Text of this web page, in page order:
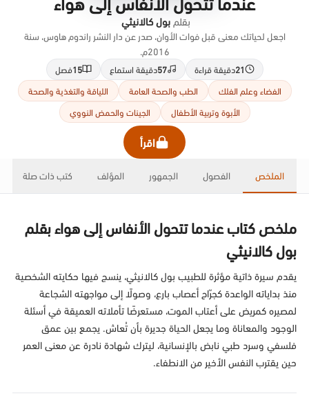
بقلم بول كالانيثي
اجعل لحياتك معنى قبل فوات الأوان، صدر عن دار النشر راندوم هاوس، سنة
2016م.
21دقيقة قراءة 57دقيقة استماع 15فصل
الفضاء وعلم الفلك
الطب والصحة العامة
اللياقة والتغذية والصحة
الأبوة وتربية الأطفال
الجينات والحمض النووي
اقرأ
الملخص الفصول الجمهور المؤلف كتب ذات صلة
ملخص كتاب عندما تتحول الأنفاس إلى هواء بقلم
بول كالانيثي
يقدم سيرة ذاتية مؤثرة للطبيب بول كالانيثي، ينسج فيها حكايته الشخصية
منذ بداياته الواعدة كجرّاح أعصاب بارع، وصولًا إلى مواجهته الشجاعة
لمصيره كمريض على أعتاب الموت، مستعرضًا تأملاته العميقة في أسئلة
الوجود والمعاناة وما يجعل الحياة جديرة بأن تُعاش. يجمع بين عمق
فلسفي وسرد طبي نابض بالإنسانية، ليترك شهادة نادرة عن معنى العمر
حين يقترب النفس الأخير من الانطفاء.